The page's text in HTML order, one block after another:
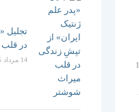
تجلیل
در
14 مرداد 1405